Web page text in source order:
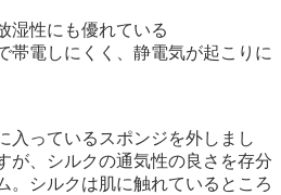
湿性にも優れている
帯電しにくく、静電気が起こりに
入っているスポンジを外しまし
が、シルクの通気性の良さを存分
。シルクは肌に触れているところ